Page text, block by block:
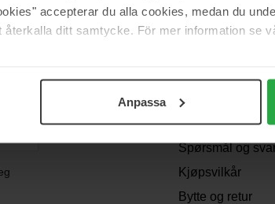
accepterar du alla cookies, medan du
ditt samtycke. För mer information se
Anpassa
Support
Kontakt oss
Spørsmål og
Kjøpsvilkår
Bytte og retur